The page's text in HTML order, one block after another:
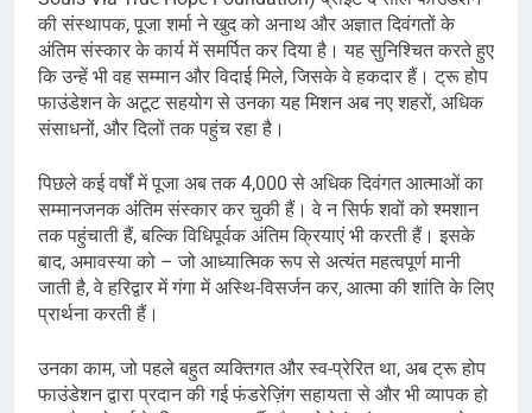
की संस्थापक, पूजा शर्मा ने खुद को अनाथ और अज्ञात दिवंगतों के
अंतिम संस्कार के कार्य में समर्पित कर दिया है। यह सुनिश्चित करते हुए
कि उन्हें भी वह सम्मान और विदाई मिले, जिसके वे हकदार हैं। ट्रू होप
फाउंडेशन के अटूट सहयोग से उनका यह मिशन अब नए शहरों, अधिक
संसाधनों, और दिलों तक पहुंच रहा है।
पिछले कई वर्षों में पूजा अब तक 4,000 से अधिक दिवंगत आत्माओं का
सम्मानजनक अंतिम संस्कार कर चुकी हैं। वे न सिर्फ शवों को श्मशान
तक पहुंचाती हैं, बल्कि विधिपूर्वक अंतिम क्रियाएं भी करती हैं। इसके
बाद, अमावस्या को – जो आध्यात्मिक रूप से अत्यंत महत्वपूर्ण मानी
जाती है, वे हरिद्वार में गंगा में अस्थि-विसर्जन कर, आत्मा की शांति के लिए
प्रार्थना करती हैं।
उनका काम, जो पहले बहुत व्यक्तिगत और स्व-प्रेरित था, अब ट्रू होप
फाउंडेशन द्वारा प्रदान की गई फंडरेज़िंग सहायता से और भी व्यापक हो